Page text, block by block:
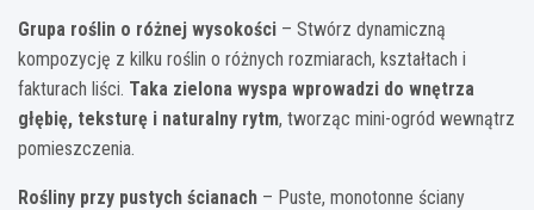
Grupa roślin o różnej wysokości – Stwórz dynamiczną
kompozycję z kilku roślin o różnych rozmiarach, kształtach i
fakturach liści. Taka zielona wyspa wprowadzi do wnętrza
głębię, teksturę i naturalny rytm, tworząc mini-ogród wewnątrz
pomieszczenia.
Rośliny przy pustych ścianach – Puste, monotonne ściany